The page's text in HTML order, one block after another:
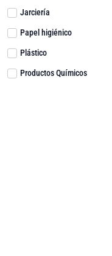
Jarciería
Papel higiénico
Plástico
Productos Químicos